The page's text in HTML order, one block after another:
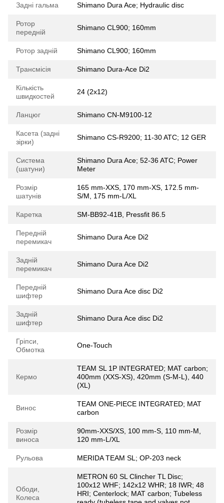
Задні гальма Shimano Dura Ace; Hydraulic disc
Ротор
передній
Shimano CL900; 160mm
Ротор задній Shimano CL900; 160mm
Трансмісія Shimano Dura-Ace Di2
Кількість
швидкостей
24 (2x12)
Ланцюг Shimano CN-M9100-12
Касета (задні
зірки)
Shimano CS-R9200; 11-30 ATC; 12 GER
Система
(шатуни)
Shimano Dura Ace; 52-36 ATC; Power
Meter
Розмір
шатунів
165 mm-XXS, 170 mm-XS, 172.5 mm-
S/M, 175 mm-L/XL
Каретка SM-BB92-41B, Pressfit 86.5
Передній
перемикач
Shimano Dura Ace Di2
Задній
перемикач
Shimano Dura Ace Di2
Передній
шифтер
Shimano Dura Ace disc Di2
Задній
шифтер
Shimano Dura Ace disc Di2
Гріпси,
Обмотка
One-Touch
Кермо
TEAM SL 1P INTEGRATED; MAT carbon;
400mm (XXS-XS), 420mm (S-M-L), 440
(XL)
Винос
TEAM ONE-PIECE INTEGRATED; MAT
carbon
Розмір
виноса
90mm-XXS/XS, 100 mm-S, 110 mm-M,
120 mm-L/XL
Рульова MERIDA TEAM SL; OP-203 neck
Ободи,
Колеса
METRON 60 SL Clincher TL Disc;
100x12 WHF; 142x12 WHR; 18 IWR; 48
HRI; Centerlock; MAT carbon; Tubeless